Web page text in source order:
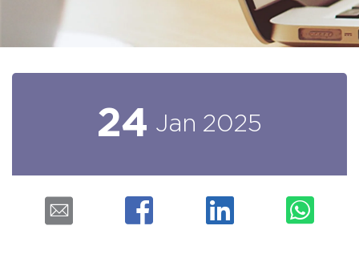
24 Jan 2025